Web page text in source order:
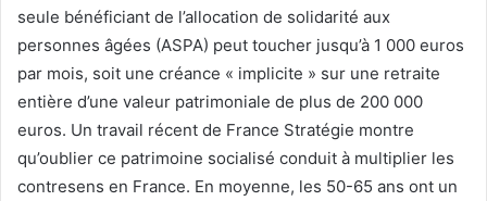
seule bénéficiant de l’allocation de solidarité aux
personnes âgées (ASPA) peut toucher jusqu’à 1 000 euros
par mois, soit une créance « implicite » sur une retraite
entière d’une valeur patrimoniale de plus de 200 000
euros. Un travail récent de France Stratégie montre
qu’oublier ce patrimoine socialisé conduit à multiplier les
contresens en France. En moyenne, les 50-65 ans ont un